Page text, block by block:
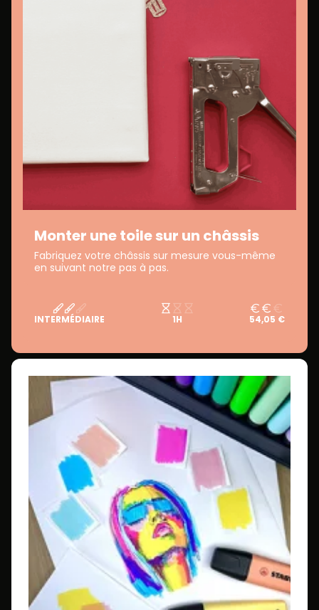
Monter une toile sur un châssis
Fabriquez votre châssis sur mesure vous-même
en suivant notre pas à pas.
INTERMÉDIAIRE 1H 54,05 €